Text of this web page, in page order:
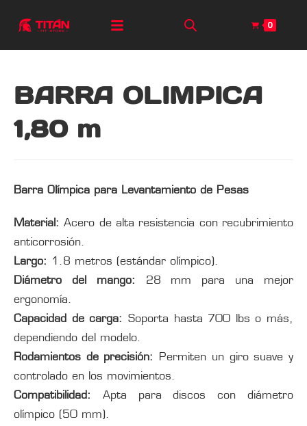
0
BARRA OLIMPICA
1,80 m
Barra Olímpica para Levantamiento de Pesas
Material: Acero de alta resistencia con recubrimiento
anticorrosión.
Largo: 1.8 metros (estándar olímpico).
Diámetro del mango: 28 mm para una mejor
ergonomía.
Capacidad de carga: Soporta hasta 700 lbs o más,
dependiendo del modelo.
Rodamientos de precisión:
Permiten un giro suave y
controlado en los movimientos.
Compatibilidad:
Apta para discos con diámetro
olímpico (50 mm).